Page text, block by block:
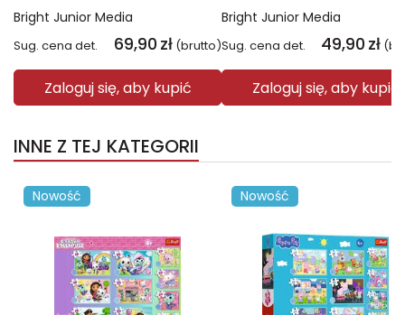
Bright Junior Media
Sug. cena det. 69,90 zł (brutto)
Zaloguj się, aby kupić
Bright Junior Media
Sug. cena det. 49,90 zł
Zaloguj się, aby kupić
INNE Z TEJ KATEGORII
Nowość Nowość